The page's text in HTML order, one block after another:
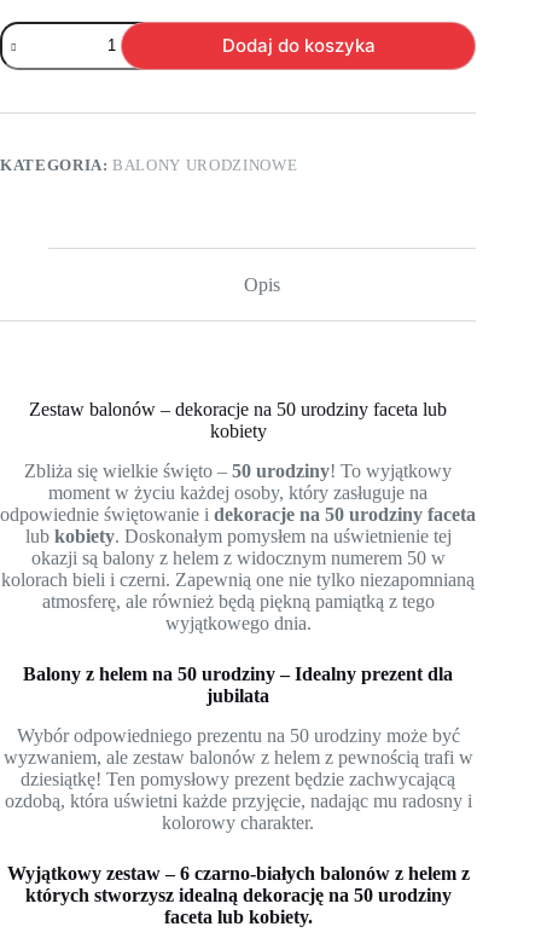
ilość
Bd05.
Zestaw
białych
50
Dodaj do koszyka
KATEGORIA:BALONY URODZINOWE
Opis
Zestaw balonów – dekoracje na 50 urodziny faceta lub
kobiety
Zbliża się wielkie święto –50 urodziny! To wyjątkowy
moment w życiu każdej osoby, który zasługuje na
odpowiednie świętowanie idekoracje na 50 urodziny faceta
lub kobiety. Doskonałym pomysłem na uświetnienie tej
okazji są balony z helem z widocznym numerem 50 w
kolorach bieli i czerni. Zapewnią one nie tylko niezapomnianą
atmosferę, ale również będą piękną pamiątką z tego
wyjątkowego dnia.
Balony z helem na 50 urodziny – Idealny prezent dla
jubilata
Wybór odpowiedniego prezentu na 50 urodziny może być
wyzwaniem, ale zestaw balonów z helem z pewnością trafi w
dziesiątkę! Ten pomysłowy prezent będzie zachwycającą
ozdobą, która uświetni każde przyjęcie, nadając mu radosny i
kolorowy charakter.
Wyjątkowy zestaw – 6 czarno-białych balonów z helem z
których stworzysz idealną dekorację na 50 urodziny
faceta lub kobiety.